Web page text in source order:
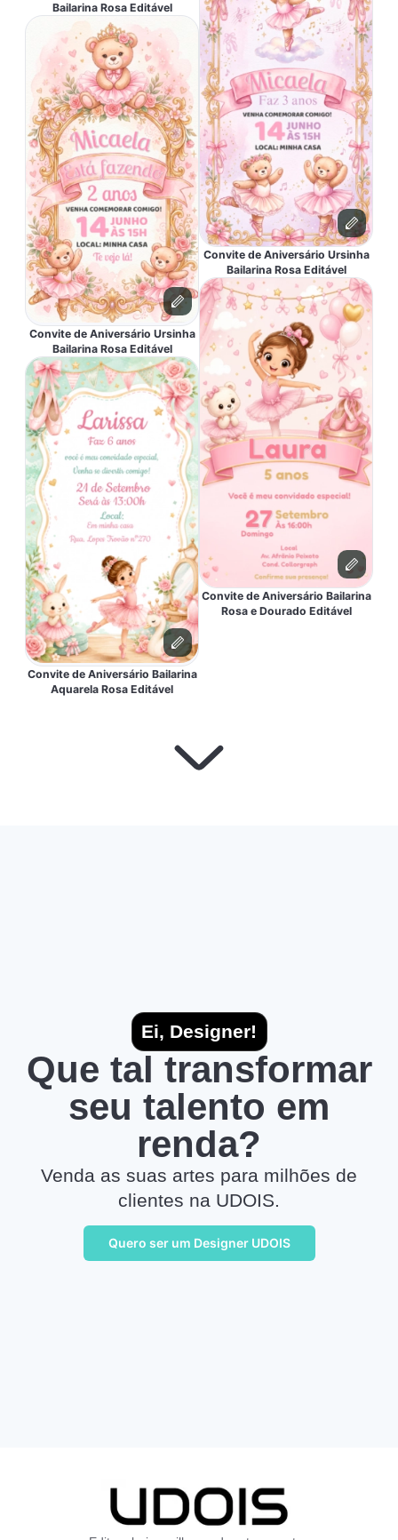
Bailarina Rosa Editável
Convite de Aniversário Ursinha
Bailarina Rosa Editável
Convite de Aniversário Bailarina
Aquarela Rosa Editável
Convite de Aniversário Ursinha
Bailarina Rosa Editável
Convite de Aniversário Bailarina
Rosa e Dourado Editável
Ei, Designer!
Que tal transformar
seu talento em
renda?
Venda as suas artes para milhões de
clientes na UDOIS.
Quero ser um Designer UDOIS